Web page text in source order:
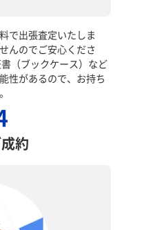
で出張査定いたしま
んのでご安心くださ
（ブックケース）など
性があるので、お持ち
約